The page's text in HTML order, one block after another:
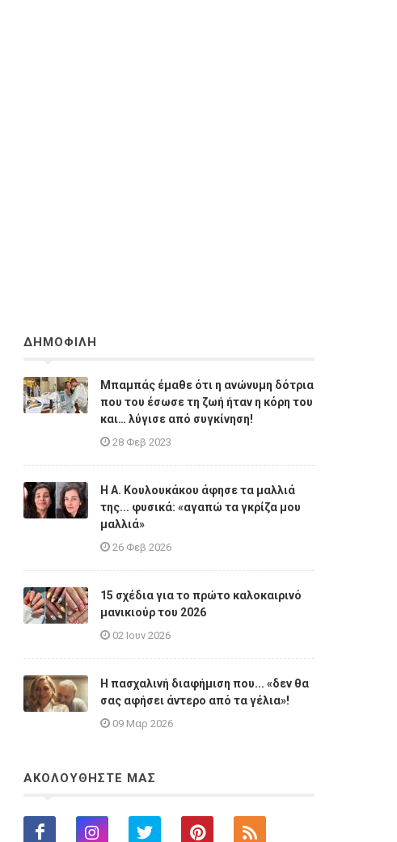
ΔΗΜΟΦΙΛΗ
Μπαμπάς έμαθε ότι η ανώνυμη δότρια
που του έσωσε τη ζωή ήταν η κόρη του
και… λύγισε από συγκίνηση!
28 Φεβ 2023
Η A. Κουλουκάκου άφησε τα μαλλιά
της... φυσικά: «αγαπώ τα γκρίζα μου
μαλλιά»
26 Φεβ 2026
15 σχέδια για το πρώτο καλοκαιρινό
μανικιούρ του 2026
02 Ιουν 2026
Η πασχαλινή διαφήμιση που... «δεν θα
σας αφήσει άντερο από τα γέλια»!
09 Μαρ 2026
ΑΚΟΛΟΥΘΗΣΤΕ ΜΑΣ